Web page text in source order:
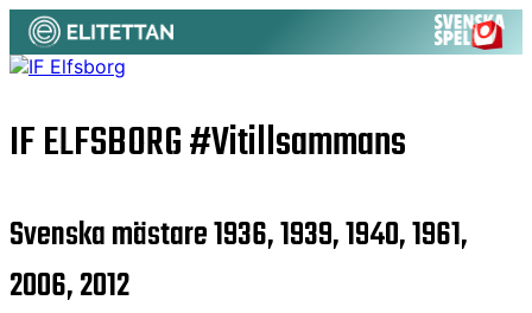
IF ELFSBORG#Vitillsammans
Svenska mästare 1936, 1939, 1940, 1961,
2006, 2012